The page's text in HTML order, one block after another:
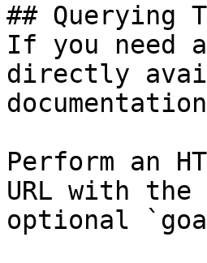
## Querying
If you need
directly
Perform an
URL with
optional